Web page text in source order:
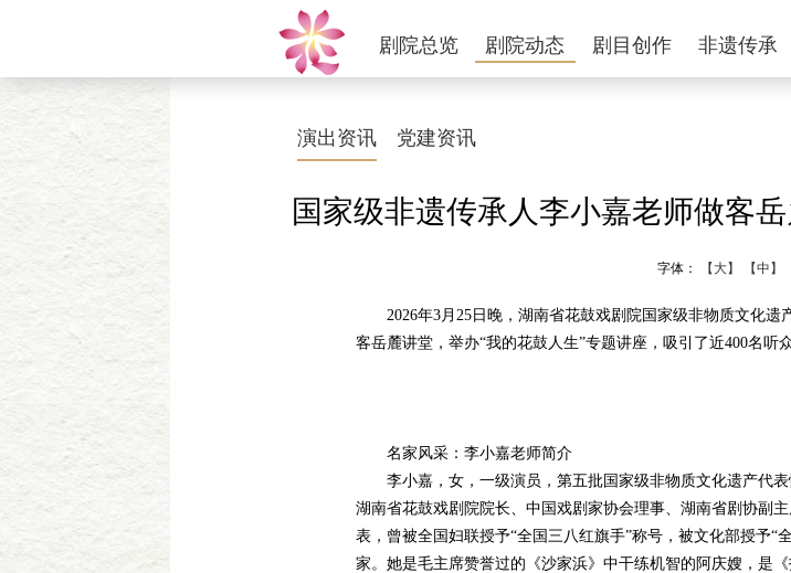
剧院总览 剧院动态 剧目创作 非遗传承
演出资讯 党建资讯
国家级非遗传承人李小嘉老师做客
字体： 【大】 【中】
2026年3月25日晚，湖南省花鼓戏剧院国家级非物质文化遗
客岳麓讲堂，举办“我的花鼓人生”专题讲座，吸引了近400名听
名家风采：李小嘉老师简介
李小嘉，女，一级演员，第五批国家级非物质文化遗产代表
湖南省花鼓戏剧院院长、中国戏剧家协会理事、湖南省剧协副
表，曾被全国妇联授予“全国三八红旗手”称号，被文化部授予“
家。她是毛主席赞誉过的《沙家浜》中干练机智的阿庆嫂，是